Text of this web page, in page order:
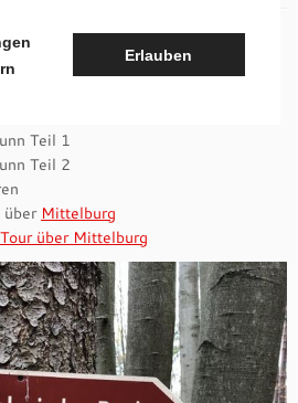
um den Hochberg bei Mittelburg
tiefergehenden Informationen…
Teil 1
Teil 2
über Mittelburg
Tour über Mittelburg
Erlauben